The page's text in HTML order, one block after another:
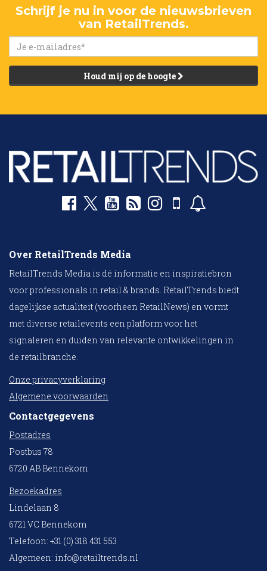
Schrijf je nu in voor de nieuwsbrieven
van RetailTrends.
Houd mij op de hoogte
Over RetailTrends Media
RetailTrends Media is dé informatie en inspiratiebron
voor professionals in retail & brands. RetailTrends biedt
dagelijkse actualiteit (voorheen RetailNews) en vormt
met diverse retailevents een platform voor het
signaleren en duiden van relevante ontwikkelingen in
de retailbranche.
Onze privacyverklaring
Algemene voorwaarden
Contactgegevens
Postadres
Postbus 78
6720 AB Bennekom
Bezoekadres
Lindelaan 8
6721 VC Bennekom
Telefoon: +31 (0) 318 431 553
Algemeen: info@retailtrends.nl